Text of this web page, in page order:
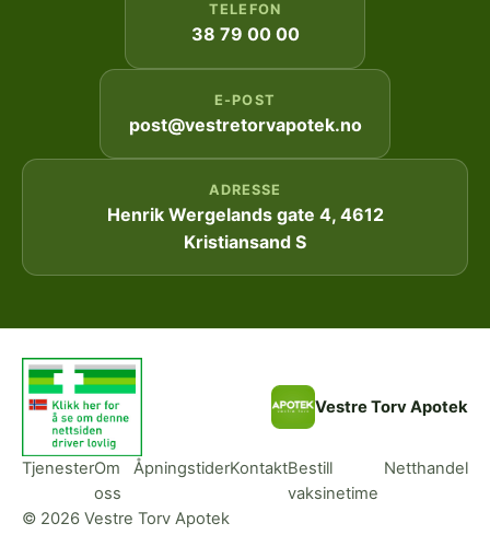
TELEFON
38 79 00 00
E-POST
post@vestretorvapotek.no
ADRESSE
Henrik Wergelands gate 4, 4612
Kristiansand S
Vestre Torv Apotek
TjenesterOm
oss
ÅpningstiderKontaktBestill
vaksinetime
Netthandel
© 2026 Vestre Torv Apotek